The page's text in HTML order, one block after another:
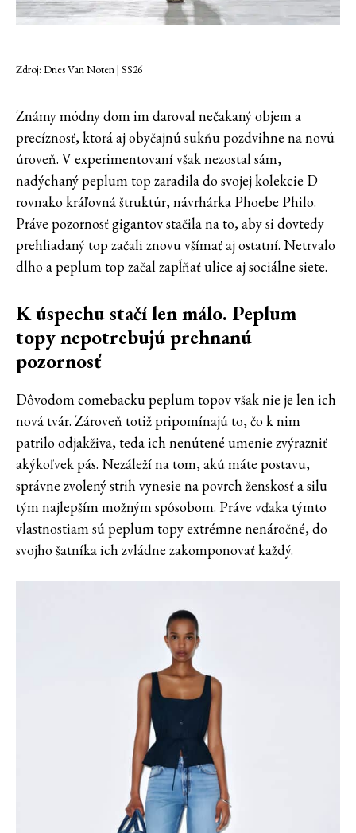
Zdroj: Dries Van Noten | SS26
Známy módny dom im daroval nečakaný objem a
precíznosť, ktorá aj obyčajnú sukňu pozdvihne na novú
úroveň. V experimentovaní však nezostal sám,
nadýchaný peplum top zaradila do svojej kolekcie D
rovnako kráľovná štruktúr, návrhárka Phoebe Philo.
Práve pozornosť gigantov stačila na to, aby si dovtedy
prehliadaný top začali znovu všímať aj ostatní. Netrvalo
dlho a peplum top začal zapĺňať ulice aj sociálne siete.
K úspechu stačí len málo. Peplum
topy nepotrebujú prehnanú
pozornosť
Dôvodom comebacku peplum topov však nie je len ich
nová tvár. Zároveň totiž pripomínajú to, čo k nim
patrilo odjakživa, teda ich nenútené umenie zvýrazniť
akýkoľvek pás. Nezáleží na tom, akú máte postavu,
správne zvolený strih vynesie na povrch ženskosť a silu
tým najlepším možným spôsobom. Práve vďaka týmto
vlastnostiam sú peplum topy extrémne nenáročné, do
svojho šatníka ich zvládne zakomponovať každý.